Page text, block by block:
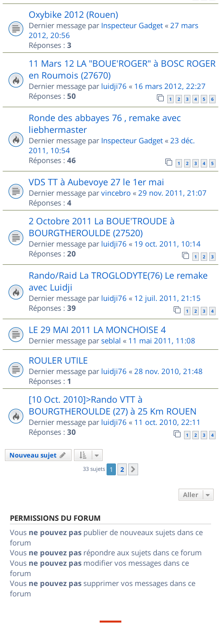
Oxybike 2012 (Rouen)
Dernier message par Inspecteur Gadget « 27 mars
2012, 20:56
Réponses : 3
11 Mars 12 LA "BOUE'ROGER" à BOSC ROGER
en Roumois (27670)
Dernier message par luidji76 « 16 mars 2012, 22:27
Réponses : 50 1 2 3 4 5 6
Ronde des abbayes 76 , remake avec
liebhermaster
Dernier message par Inspecteur Gadget « 23 déc.
2011, 10:54
Réponses : 46 1 2 3 4 5
VDS TT à Aubevoye 27 le 1er mai
Dernier message par vincebro « 29 nov. 2011, 21:07
Réponses : 4
2 Octobre 2011 La BOUE'TROUDE à
BOURGTHEROULDE (27520)
Dernier message par luidji76 « 19 oct. 2011, 10:14
Réponses : 20 1 2 3
Rando/Raid La TROGLODYTE(76) Le remake
avec Luidji
Dernier message par luidji76 « 12 juil. 2011, 21:15
Réponses : 39 1 2 3 4
LE 29 MAI 2011 LA MONCHOISE 4
Dernier message par seblal « 11 mai 2011, 11:08
ROULER UTILE
Dernier message par luidji76 « 28 nov. 2010, 21:48
Réponses : 1
[10 Oct. 2010]>Rando VTT à
BOURGTHEROULDE (27) à 25 Km ROUEN
Dernier message par luidji76 « 11 oct. 2010, 22:11
Réponses : 30 1 2 3 4
Nouveau sujet
33 sujets 1 2
Aller
PERMISSIONS DU FORUM
Vous ne pouvez pas publier de nouveaux sujets dans ce
forum
Vous ne pouvez pas répondre aux sujets dans ce forum
Vous ne pouvez pas modifier vos messages dans ce
forum
Vous ne pouvez pas supprimer vos messages dans ce
forum